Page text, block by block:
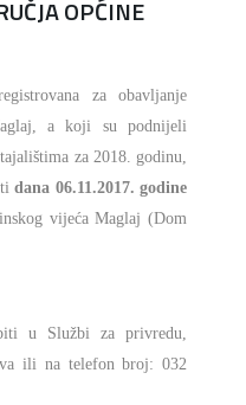
OPĆINE
za obavljanje
a koji su podnijeli
za 2018. godinu,
dana 06.11.2017. godine
vijeća Maglaj (Dom
u Službi za privredu,
ili na telefon broj: 032